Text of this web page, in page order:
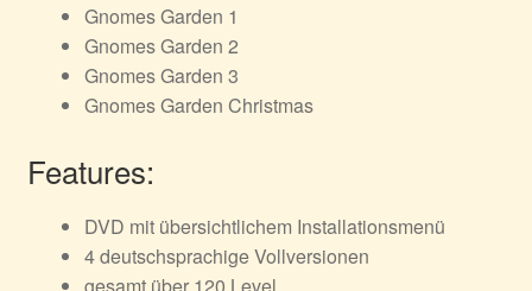
Gnomes Garden 1
Gnomes Garden 2
Gnomes Garden 3
Gnomes Garden Christmas
Features:
DVD mit übersichtlichem Installationsmenü
4 deutschsprachige Vollversionen